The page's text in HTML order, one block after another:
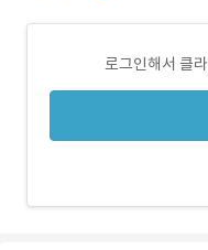
로그인해서 클